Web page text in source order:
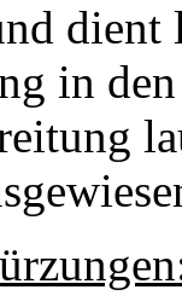
dient
in